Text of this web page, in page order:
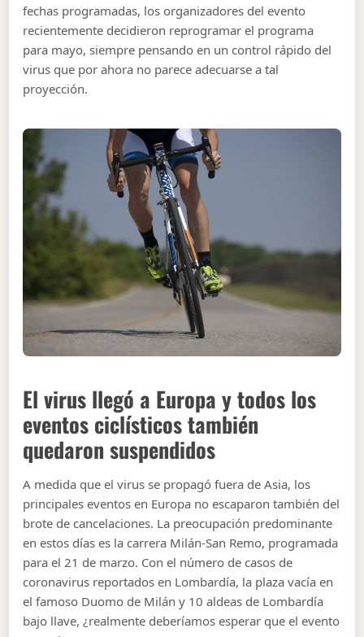
fechas programadas, los organizadores del evento
recientemente decidieron reprogramar el programa
para mayo, siempre pensando en un control rápido del
virus que por ahora no parece adecuarse a tal
proyección.
El virus llegó a Europa y todos los
eventos ciclísticos también
quedaron suspendidos
A medida que el virus se propagó fuera de Asia, los
principales eventos en Europa no escaparon también del
brote de cancelaciones. La preocupación predominante
en estos días es la carrera Milán-San Remo, programada
para el 21 de marzo. Con el número de casos de
coronavirus reportados en Lombardía, la plaza vacía en
el famoso Duomo de Milán y 10 aldeas de Lombardía
bajo llave, ¿realmente deberíamos esperar que el evento